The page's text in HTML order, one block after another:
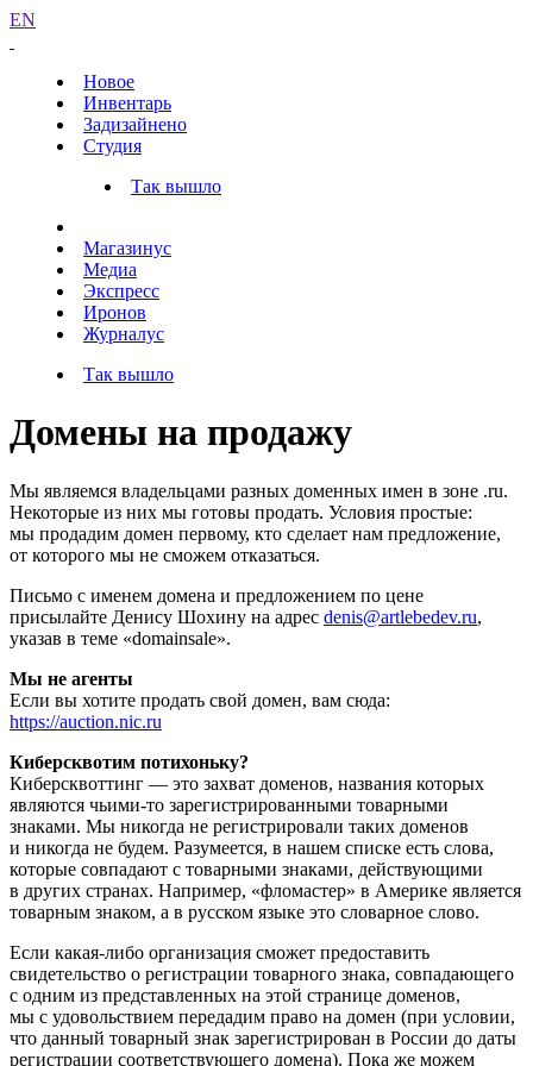
EN
Новое
Инвентарь
Задизайнено
Студия
Так вышло
Магазинус
Медиа
Экспресс
Иронов
Журналус
Так вышло
Домены на продажу
Мы являемся владельцами разных доменных имен в зоне .ru.
Некоторые из них мы готовы продать. Условия простые:
мы продадим домен первому, кто сделает нам предложение,
от которого мы не сможем отказаться.
Письмо с именем домена и предложением по цене
присылайте Денису Шохину на адрес denis@artlebedev.ru,
указав в теме «domainsale».
Мы не агенты
Если вы хотите продать свой домен, вам сюда:
https://auction.nic.ru
Киберсквотим потихоньку?
Киберсквоттинг — это захват доменов, названия которых
являются чьими-то зарегистрированными товарными
знаками. Мы никогда не регистрировали таких доменов
и никогда не будем. Разумеется, в нашем списке есть слова,
которые совпадают с товарными знаками, действующими
в других странах. Например, «фломастер» в Америке является
товарным знаком, а в русском языке это словарное слово.
Если какая-либо организация сможет предоставить
свидетельство о регистрации товарного знака, совпадающего
с одним из представленных на этой странице доменов,
мы с удовольствием передадим право на домен (при условии,
что данный товарный знак зарегистрирован в России до даты
регистрации соответствующего домена). Пока же можем